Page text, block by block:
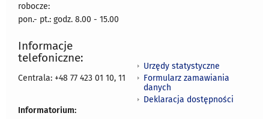
robocze:
pon.- pt.: godz. 8.00 - 15.00
Informacje
telefoniczne:
Centrala: +48 77 423 01 10, 11
Informatorium:
Urzędy statystyczne
Formularz zamawiania
danych
Deklaracja dostępności